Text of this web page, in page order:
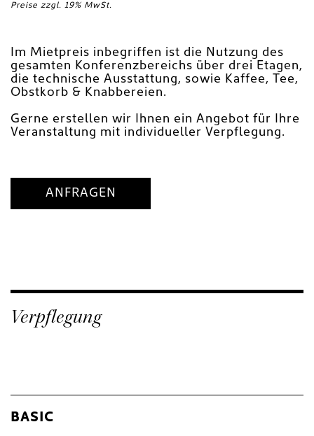
Preise zzgl. 19% MwSt.
Im Mietpreis inbegriffen ist die Nutzung des
gesamten Konferenzbereichs über drei Etagen,
die technische Ausstattung, sowie Kaffee, Tee,
Obstkorb & Knabbereien.
Gerne erstellen wir Ihnen ein Angebot für Ihre
Veranstaltung mit individueller Verpflegung.
ANFRAGEN
Verpflegung
BASIC